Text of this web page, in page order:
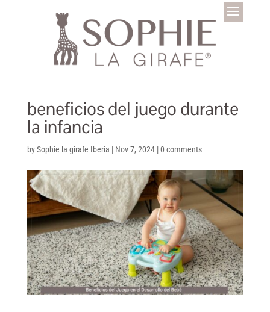
beneficios del juego durante
la infancia
bySophie la girafe Iberia | Nov 7, 2024|0 comments